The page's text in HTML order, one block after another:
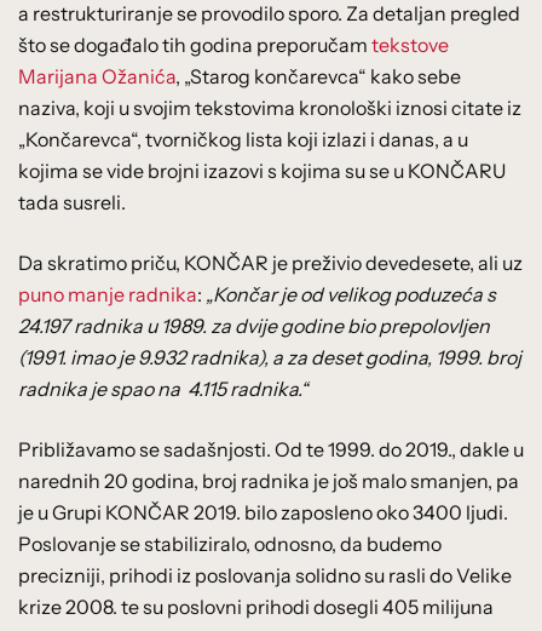
a restrukturiranje se provodilo sporo. Za detaljan pregled
što se događalo tih godina preporučam tekstove
Marijana Ožanića, „Starog končarevca“ kako sebe
naziva, koji u svojim tekstovima kronološki iznosi citate iz
„Končarevca“, tvorničkog lista koji izlazi i danas, a u
kojima se vide brojni izazovi s kojima su se u KONČARU
tada susreli.
Da skratimo priču, KONČAR je preživio devedesete, ali uz
puno manje radnika: „Končar je od velikog poduzeća s
24.197 radnika u 1989. za dvije godine bio prepolovljen
(1991. imao je 9.932 radnika), a za deset godina, 1999. broj
radnika je spao na 4.115 radnika.“
Približavamo se sadašnjosti. Od te 1999. do 2019., dakle u
narednih 20 godina, broj radnika je još malo smanjen, pa
je u Grupi KONČAR 2019. bilo zaposleno oko 3400 ljudi.
Poslovanje se stabiliziralo, odnosno, da budemo
precizniji, prihodi iz poslovanja solidno su rasli do Velike
krize 2008. te su poslovni prihodi dosegli 405 milijuna